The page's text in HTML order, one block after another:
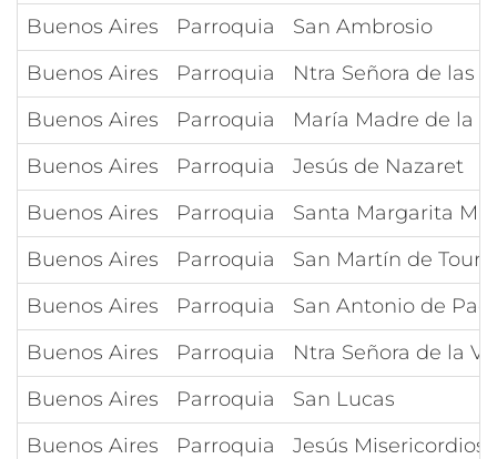
Buenos Aires
Parroquia
San Ambrosio
Buenos Aires
Parroquia
Ntra Señora de las
Buenos Aires
Parroquia
María Madre de la
Buenos Aires
Parroquia
Jesús de Nazaret
Buenos Aires
Parroquia
Santa Margarita
Buenos Aires
Parroquia
San Martín de Tours
Buenos Aires
Parroquia
San Antonio de
Buenos Aires
Parroquia
Ntra Señora de la
Buenos Aires
Parroquia
San Lucas
Buenos Aires
Parroquia
Jesús Misericordioso